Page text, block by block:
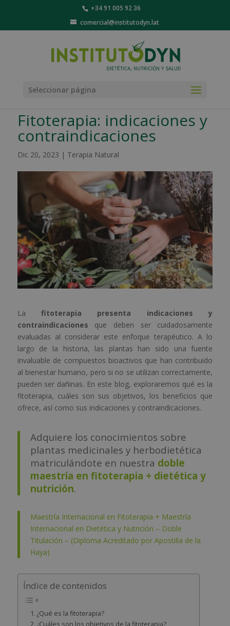
+34 91 005 92 36
comercial@institutodyn.lat
Seleccionar página
Fitoterapia: indicaciones y
contraindicaciones
Dic 20, 2023 | Terapia Natural
Lafitoterapia presenta indicaciones y
contraindicaciones que deben ser cuidadosamente
evaluadas al considerar este enfoque terapéutico. A lo
largo de la historia, las plantas han sido una fuente
invaluable de compuestos bioactivos que han contribuido
al bienestar humano, pero si no se utilizan correctamente,
pueden ser dañinas. En este blog, exploraremos qué es la
fitoterapia, cuáles son sus objetivos, los beneficios que
ofrece, así como sus indicaciones y contraindicaciones.
Adquiere los conocimientos sobre
plantas medicinales y herbodietética
matriculándote en nuestra doble
maestría en fitoterapia + dietética y
nutrición.
Maestría Internacional en Fitoterapia + Maestría
Internacional en Dietética y Nutrición – Doble
Titulación – (Diploma Acreditado por Apostilla de la
Haya)
Índice de contenidos
¿Qué es la fitoterapia?
¿Cuáles son los objetivos de la fitoterapia?